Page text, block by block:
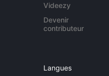
Videezy
Devenir
contributeur
Langues